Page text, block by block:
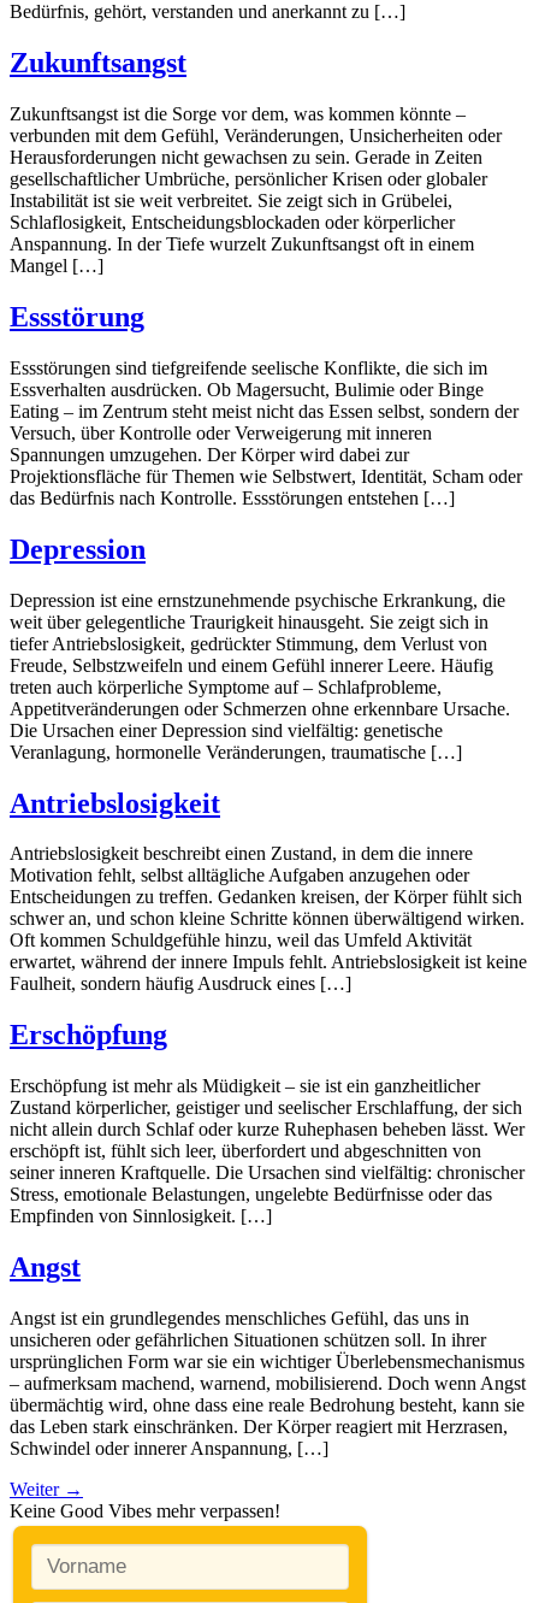
Bedürfnis, gehört, verstanden und anerkannt zu […]
Zukunftsangst
Zukunftsangst ist die Sorge vor dem, was kommen könnte –
verbunden mit dem Gefühl, Veränderungen, Unsicherheiten oder
Herausforderungen nicht gewachsen zu sein. Gerade in Zeiten
gesellschaftlicher Umbrüche, persönlicher Krisen oder globaler
Instabilität ist sie weit verbreitet. Sie zeigt sich in Grübelei,
Schlaflosigkeit, Entscheidungsblockaden oder körperlicher
Anspannung. In der Tiefe wurzelt Zukunftsangst oft in einem
Mangel […]
Essstörung
Essstörungen sind tiefgreifende seelische Konflikte, die sich im
Essverhalten ausdrücken. Ob Magersucht, Bulimie oder Binge
Eating – im Zentrum steht meist nicht das Essen selbst, sondern der
Versuch, über Kontrolle oder Verweigerung mit inneren
Spannungen umzugehen. Der Körper wird dabei zur
Projektionsfläche für Themen wie Selbstwert, Identität, Scham oder
das Bedürfnis nach Kontrolle. Essstörungen entstehen […]
Depression
Depression ist eine ernstzunehmende psychische Erkrankung, die
weit über gelegentliche Traurigkeit hinausgeht. Sie zeigt sich in
tiefer Antriebslosigkeit, gedrückter Stimmung, dem Verlust von
Freude, Selbstzweifeln und einem Gefühl innerer Leere. Häufig
treten auch körperliche Symptome auf – Schlafprobleme,
Appetitveränderungen oder Schmerzen ohne erkennbare Ursache.
Die Ursachen einer Depression sind vielfältig: genetische
Veranlagung, hormonelle Veränderungen, traumatische […]
Antriebslosigkeit
Antriebslosigkeit beschreibt einen Zustand, in dem die innere
Motivation fehlt, selbst alltägliche Aufgaben anzugehen oder
Entscheidungen zu treffen. Gedanken kreisen, der Körper fühlt sich
schwer an, und schon kleine Schritte können überwältigend wirken.
Oft kommen Schuldgefühle hinzu, weil das Umfeld Aktivität
erwartet, während der innere Impuls fehlt. Antriebslosigkeit ist keine
Faulheit, sondern häufig Ausdruck eines […]
Erschöpfung
Erschöpfung ist mehr als Müdigkeit – sie ist ein ganzheitlicher
Zustand körperlicher, geistiger und seelischer Erschlaffung, der sich
nicht allein durch Schlaf oder kurze Ruhephasen beheben lässt. Wer
erschöpft ist, fühlt sich leer, überfordert und abgeschnitten von
seiner inneren Kraftquelle. Die Ursachen sind vielfältig: chronischer
Stress, emotionale Belastungen, ungelebte Bedürfnisse oder das
Empfinden von Sinnlosigkeit. […]
Angst
Angst ist ein grundlegendes menschliches Gefühl, das uns in
unsicheren oder gefährlichen Situationen schützen soll. In ihrer
ursprünglichen Form war sie ein wichtiger Überlebensmechanismus
– aufmerksam machend, warnend, mobilisierend. Doch wenn Angst
übermächtig wird, ohne dass eine reale Bedrohung besteht, kann sie
das Leben stark einschränken. Der Körper reagiert mit Herzrasen,
Schwindel oder innerer Anspannung, […]
Weiter →
Keine Good Vibes mehr verpassen!